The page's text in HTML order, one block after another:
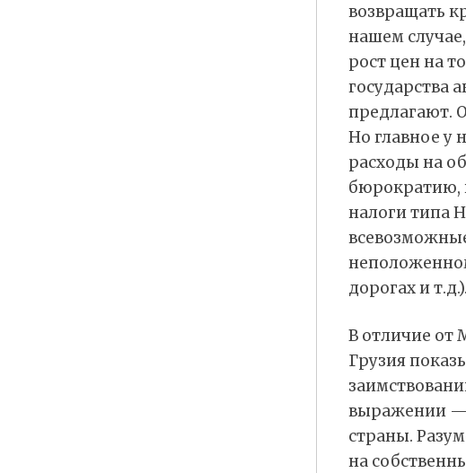
возвращать
нашем
рост цен на
государства
предлагают.
Но главное у
расходы на
бюрократию,
налоги типа
дорогах и т.д.).
В отличие от
Грузия
выражении —
страны.
на